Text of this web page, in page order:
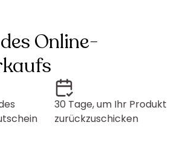
Online-
30 Tage, um Ihr Produkt
zurückzuschicken